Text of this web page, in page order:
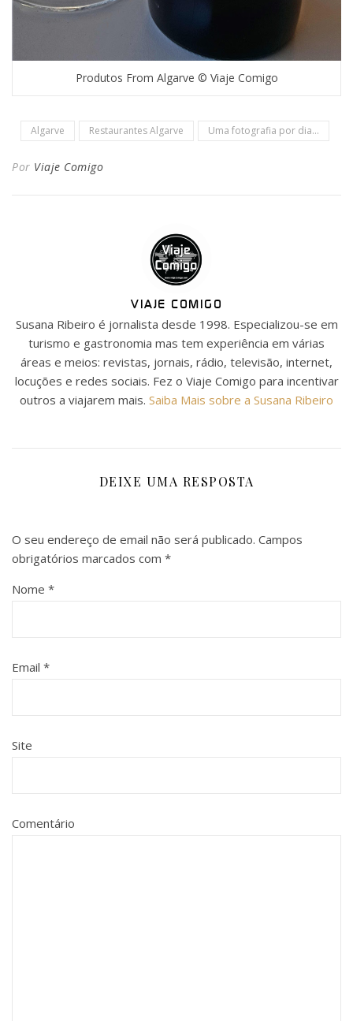
Produtos From Algarve © Viaje Comigo
Algarve Restaurantes Algarve Uma fotografia por dia...
Por Viaje Comigo
VIAJE COMIGO
Susana Ribeiro é jornalista desde 1998. Especializou-se em
turismo e gastronomia mas tem experiência em várias
áreas e meios: revistas, jornais, rádio, televisão, internet,
locuções e redes sociais. Fez o Viaje Comigo para incentivar
outros a viajarem mais. Saiba Mais sobre a Susana Ribeiro
DEIXE UMA RESPOSTA
O seu endereço de email não será publicado. Campos
obrigatórios marcados com *
Nome *
Email *
Site
Comentário